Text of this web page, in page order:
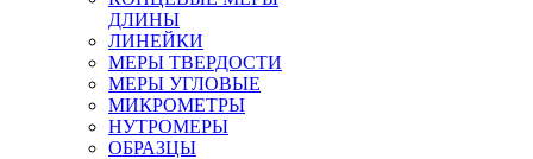
ДЛИНЫ
ЛИНЕЙКИ
МЕРЫ ТВЕРДОСТИ
МЕРЫ УГЛОВЫЕ
МИКРОМЕТРЫ
НУТРОМЕРЫ
ОБРАЗЦЫ